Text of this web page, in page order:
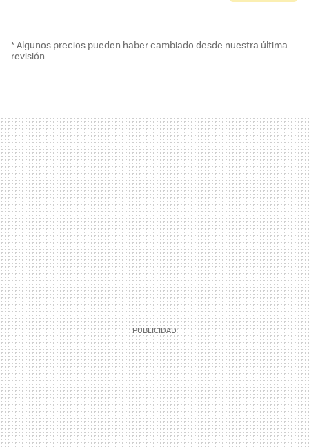
* Algunos precios pueden haber cambiado desde nuestra última
revisión